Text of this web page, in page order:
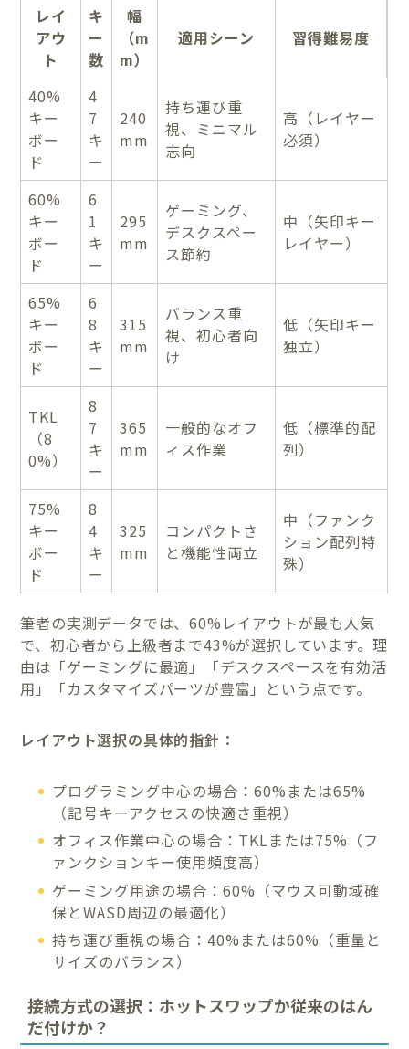
レイ
アウ
ト
キ
ー
数
幅
（m
m）
適用シーン 習得難易度
40%
キー
ボー
ド
4
7
キ
ー
240
mm
持ち運び重
視、ミニマル
志向
高（レイヤー
必須）
60%
キー
ボー
ド
6
1
キ
ー
295
mm
ゲーミング、
デスクスペー
ス節約
中（矢印キー
レイヤー）
65%
キー
ボー
ド
6
8
キ
ー
315
mm
バランス重
視、初心者向
け
低（矢印キー
独立）
TKL
（8
0%）
8
7
キ
ー
365
mm
一般的なオフ
ィス作業
低（標準的配
列）
75%
キー
ボー
ド
8
4
キ
ー
325
mm
コンパクトさ
と機能性両立
中（ファンク
ション配列特
殊）
筆者の実測データでは、60%レイアウトが最も人気
で、初心者から上級者まで43%が選択しています。理
由は「ゲーミングに最適」「デスクスペースを有効活
用」「カスタマイズパーツが豊富」という点です。
レイアウト選択の具体的指針：
プログラミング中心の場合：60%または65%
（記号キーアクセスの快適さ重視）
オフィス作業中心の場合：TKLまたは75%（フ
ァンクションキー使用頻度高）
ゲーミング用途の場合：60%（マウス可動域確
保とWASD周辺の最適化）
持ち運び重視の場合：40%または60%（重量と
サイズのバランス）
接続方式の選択：ホットスワップか従来のはん
だ付けか？